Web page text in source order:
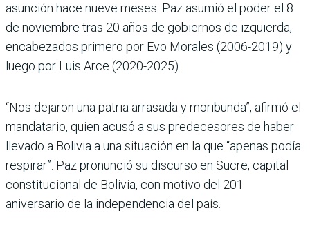
asunción hace nueve meses. Paz asumió el poder el 8
de noviembre tras 20 años de gobiernos de izquierda,
encabezados primero por Evo Morales (2006-2019) y
luego por Luis Arce (2020-2025).
“Nos dejaron una patria arrasada y moribunda”, afirmó el
mandatario, quien acusó a sus predecesores de haber
llevado a Bolivia a una situación en la que “apenas podía
respirar”. Paz pronunció su discurso en Sucre, capital
constitucional de Bolivia, con motivo del 201
aniversario de la independencia del país.